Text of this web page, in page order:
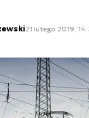
21 lutego 2019,